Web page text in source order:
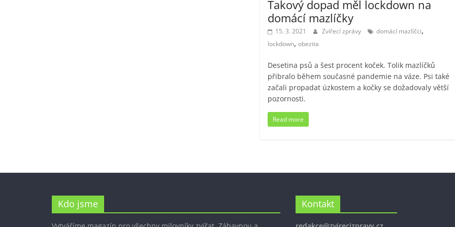
Takový dopad měl lockdown na
domácí mazlíčky
15. 3. 2021 Zvířecí zprávy domácí mazlíčci,
lockdown,obezita
Desetina psů a šest procent koček. Tolik mazlíčků
přibralo během současné pandemie na váze. Psi také
začali propadat úzkostem a kočky se dožadovaly větší
pozornosti.
Read more
Kdo jsme Kontakt